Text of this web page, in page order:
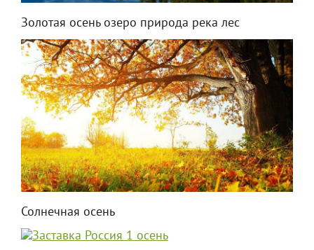
Золотая осень озеро природа река лес
Солнечная осень